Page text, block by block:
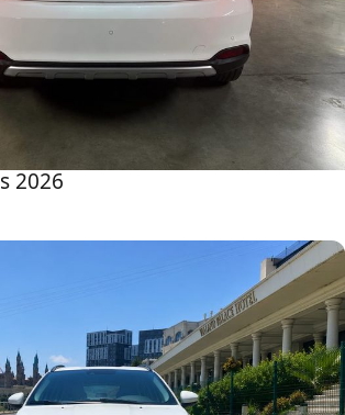
2026